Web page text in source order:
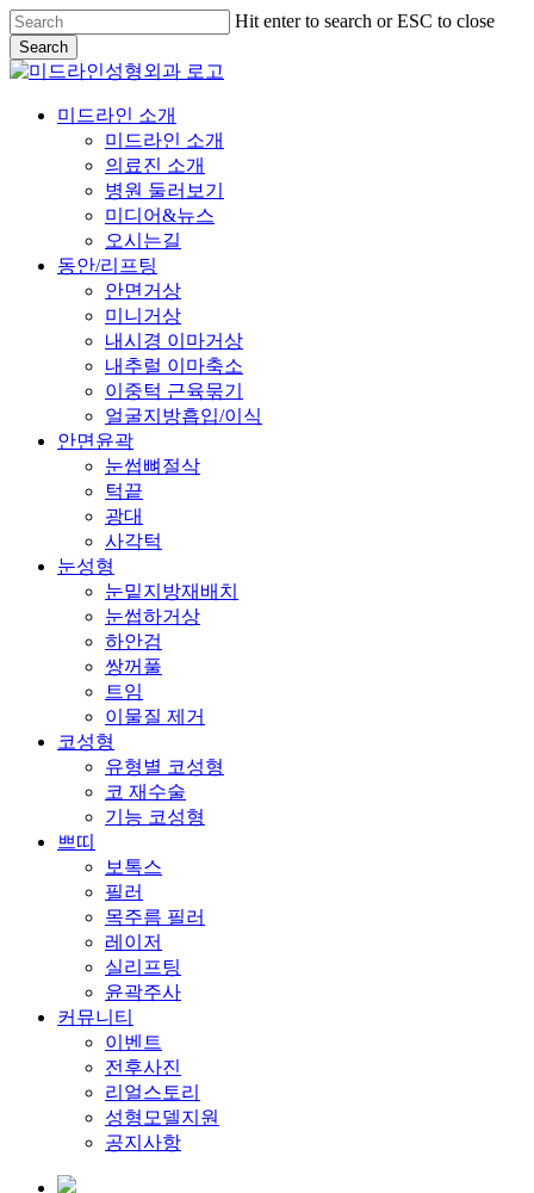
Skip
to
main
content
Hit enter to search or ESC to close
Search
Close
Menu
미드라인 소개
미드라인 소개
의료진 소개
병원 둘러보기
미디어&뉴스
오시는길
동안/리프팅
안면거상
미니거상
내시경 이마거상
내추럴 이마축소
이중턱 근육묶기
얼굴지방흡입/이식
안면윤곽
눈썹뼈절삭
턱끝
광대
사각턱
눈성형
눈밑지방재배치
눈썹하거상
하안검
쌍꺼풀
트임
이물질 제거
코성형
유형별 코성형
코 재수술
기능 코성형
쁘띠
보톡스
필러
목주름 필러
레이저
실리프팅
윤곽주사
커뮤니티
이벤트
전후사진
리얼스토리
성형모델지원
공지사항